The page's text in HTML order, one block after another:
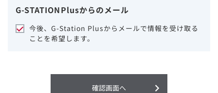
ギリアドは、本サイトのコンテンツについて
細心の注意を払い、正確かつ最新の情報を提
供するように努力をしておりますが、正確
性、確実性、妥当性、有用性、ご利用になら
利用することまたは利用できなかったことよ
り生じる損害については一切の責任を負いか
G-STATIONPlusからのメール
今後、G-Station Plusからメールで情報を受け取る
ことを希望します。
確認画面へ